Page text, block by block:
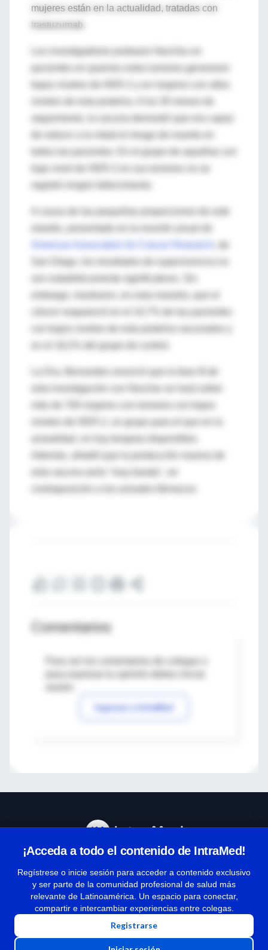
mujeres están en la actualidad, tratadas con
trastuzumab.
Los investigadores probaron NeuVax en
pacientes en quienes estos tumores generaron
bajos niveles de HER-2 y en mujeres con altos
seguimiento, la vacuna demostró que era capaz
de reducir a la mitad el riesgo de muerte en
todos las pacientes. En el grupo de aquellas con
registró ningún fallecimiento.
A causa de las pequeñas proporciones de este
San Diego, los resultados de supervivencia no
son estadísticamente significativos. Sin
embargo, mostraron, en esta muestra, que el
cáncer reapareció en el 10,7% de las pacientes
con bajos niveles de esta proteína vacunados y
en el 18,2% del grupo de control.
esta investigación con NeuVax se hará sobre
más de 700 mujeres con tumores con bajos
niveles de HER-2, un grupo para el que en la
actualidad, no hay terapias disponibles.
contraposición a los actuales fármacos.
Comentarios
Para ver los comentarios de colegas o
Ingresar a IntraMed
¡Acceda a todo el contenido de IntraMed!
Regístrese o inicie sesión para acceder a contenido exclusivo
y ser parte de la comunidad profesional de salud más
relevante de Latinoamérica. Un espacio para conectar,
compartir e intercambiar experiencias entre colegas.
Registrarse
Términos y condiciones
| Políticas de privacidad
| Todos los derechos reservados | Copyright 1997-2026